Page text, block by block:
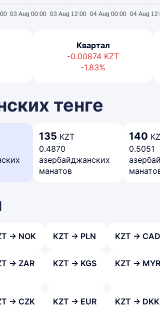
03 Aug 00:00 03 Aug 12:00 04 Aug 00:00 04 Aug
Квартал
-0.00874 KZT
-1.83%
тенге
135 KZT
0.4870
азербайджанских
манатов
140
0.5051
→ NOK KZT → PLN KZT → CAD
→ ZAR KZT → KGS KZT → MYR
→ CZK KZT → EUR KZT → DKK